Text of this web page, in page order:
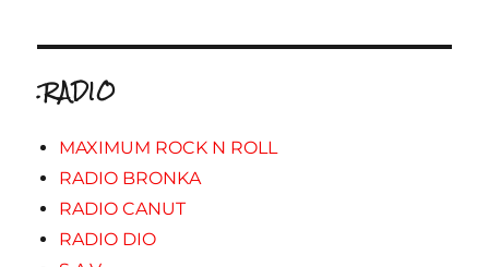
.RADIO
MAXIMUM ROCK N ROLL
RADIO BRONKA
RADIO CANUT
RADIO DIO